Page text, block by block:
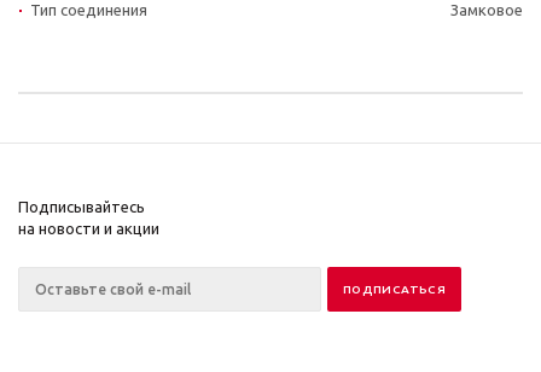
Тип соединения
Замковое
Подписывайтесь
на новости и акции